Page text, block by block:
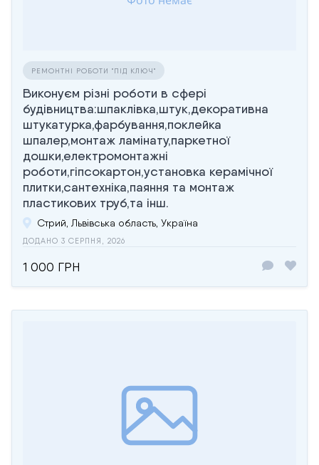
РЕМОНТНІ РОБОТИ "ПІД КЛЮЧ"
Виконуєм різні роботи в сфері
будівництва:шпаклівка,штук,декоративна
штукатурка,фарбування,поклейка
шпалер,монтаж ламінату,паркетної
дошки,електромонтажні
роботи,гіпсокартон,установка керамічної
плитки,сантехніка,паяння та монтаж
пластикових труб,та інш.
Стрий, Львівська область, Україна
ДОДАНО 3 СЕРПНЯ, 2026
1 000 ГРН